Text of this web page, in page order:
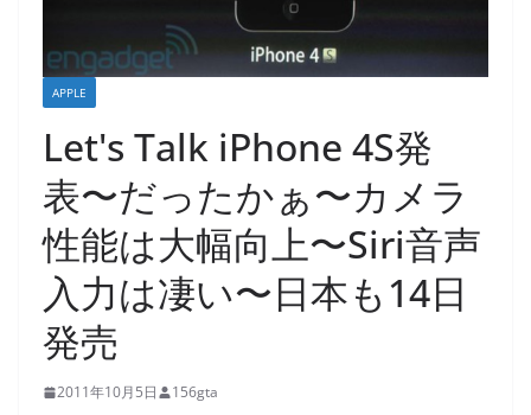
APPLE
Let's Talk iPhone 4S発
表〜だったかぁ〜カメラ
性能は大幅向上〜Siri音声
入力は凄い〜日本も14日
発売
2011年10月5日 156gta